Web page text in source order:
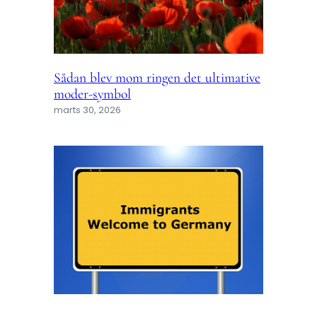
Sådan blev mom ringen det ultimative
moder-symbol
marts 30, 2026